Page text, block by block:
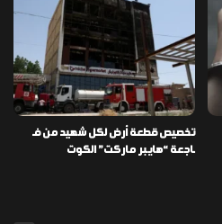
تخصيص قطعة أرض لكل شهيد من فـ
ـاجعة “هايبر ماركت” الكوت